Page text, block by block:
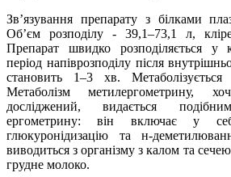
Зв’язування препарату з білками
Об’єм розподілу - 39,1–73,1 л,
Препарат швидко розподіляється у
період напіврозподілу після
становить 1–3 хв.
Метаболізм метилергометрину,
досліджений, видається
ергометрину: він включає у
глюкуронідизацію та н-
виводиться з організму з калом та
грудне молоко.